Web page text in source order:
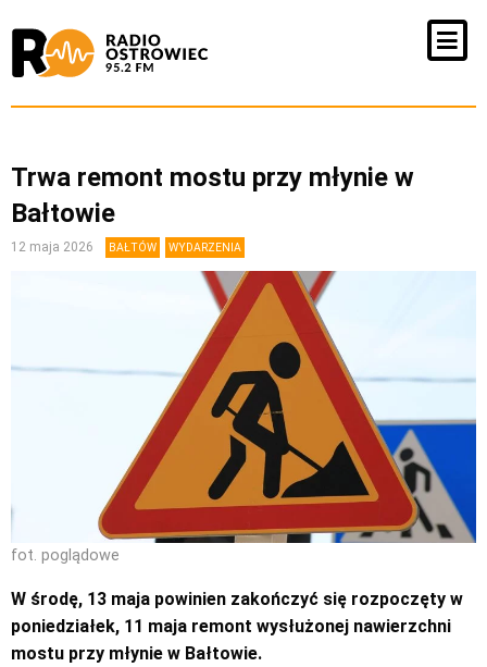
Trwa remont mostu przy młynie w
Bałtowie
12 maja 2026 BAŁTÓW WYDARZENIA
fot. poglądowe
W środę, 13 maja powinien zakończyć się rozpoczęty w
poniedziałek, 11 maja remont wysłużonej nawierzchni
mostu przy młynie w Bałtowie.